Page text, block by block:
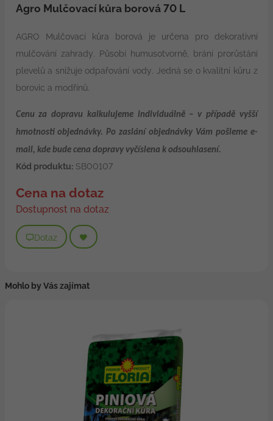
Agro Mulčovací kůra borová 70 L
AGRO Mulčovací kůra borová je určena pro dekorativní
mulčování zahrady. Působí humusotvorně, brání prorůstání
plevelů a snižuje odpařování vody. Jedná se o kvalitní kůru z
borovic a modřínů.
Cenu za dopravu kalkulujeme individuálně – v případě vyšší
hmotnosti objednávky. Po zaslání objednávky Vám pošleme e-
mail, kde bude cena dopravy vyčíslena k odsouhlasení.
Kód produktu:SB00107
Cena na dotaz
Dostupnost na dotaz
Dotaz
Mohlo by Vás zajímat